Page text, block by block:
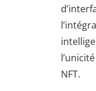
NFT.